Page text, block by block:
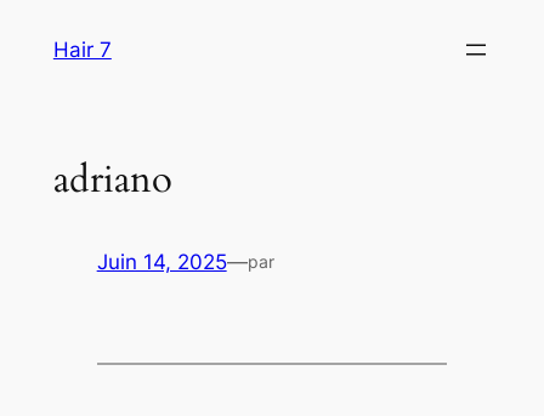
Hair 7
adriano
Juin 14, 2025—par